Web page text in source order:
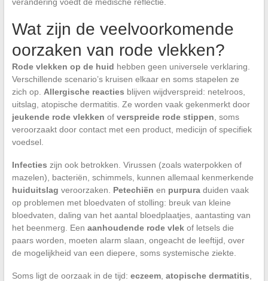
Wat zijn de veelvoorkomende
oorzaken van rode vlekken?
Rode vlekken op de huid hebben geen universele verklaring.
Verschillende scenario’s kruisen elkaar en soms stapelen ze
zich op. Allergische reacties blijven wijdverspreid: netelroos,
uitslag, atopische dermatitis. Ze worden vaak gekenmerkt door
jeukende rode vlekken of verspreide rode stippen , soms
veroorzaakt door contact met een product, medicijn of specifiek
voedsel.
Infecties zijn ook betrokken. Virussen (zoals waterpokken of
mazelen), bacteriën, schimmels, kunnen allemaal kenmerkende
huiduitslag veroorzaken. Petechiën en purpuraduiden vaak
op problemen met bloedvaten of stolling: breuk van kleine
bloedvaten, daling van het aantal bloedplaatjes, aantasting van
het beenmerg. Een aanhoudende rode vlekof letsels die
paars worden, moeten alarm slaan, ongeacht de leeftijd, over
de mogelijkheid van een diepere, soms systemische ziekte.
Soms ligt de oorzaak in de tijd: eczeem, atopische dermatitis